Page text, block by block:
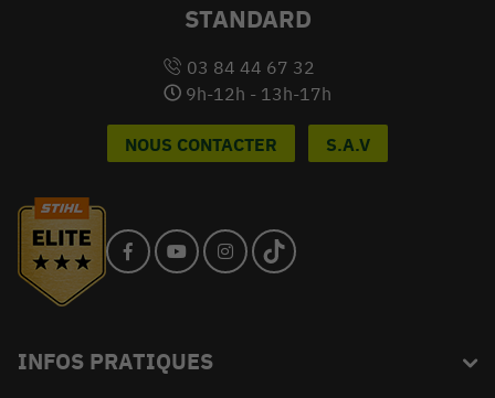
STANDARD
03 84 44 67 32
9h-12h - 13h-17h
NOUS CONTACTER S.A.V
INFOS PRATIQUES